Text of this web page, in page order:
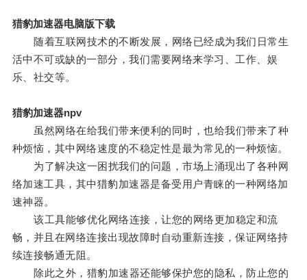
猎豹加速器电脑版下载
随着互联网技术的不断发展，网络已经成为我们日常生
活中不可或缺的一部分，我们需要网络来学习、工作、娱
乐、社交等。
猎豹加速器npv
虽然网络在给我们带来便利的同时，也给我们带来了种
种烦恼，其中网络速度的不稳定性是最为常见的一种烦恼。
为了解决这一困扰我们的问题，市场上涌现出了各种网
络加速工具，其中猎豹加速器是备受用户青睐的一种网络加
速神器。
该工具能够优化网络连接，让您的网络更加稳定和流
畅，并且在网络连接出现故障时自动重新连接，保证网络持
续连接畅通无阻。
除此之外，猎豹加速器还能够保护您的隐私，防止您的